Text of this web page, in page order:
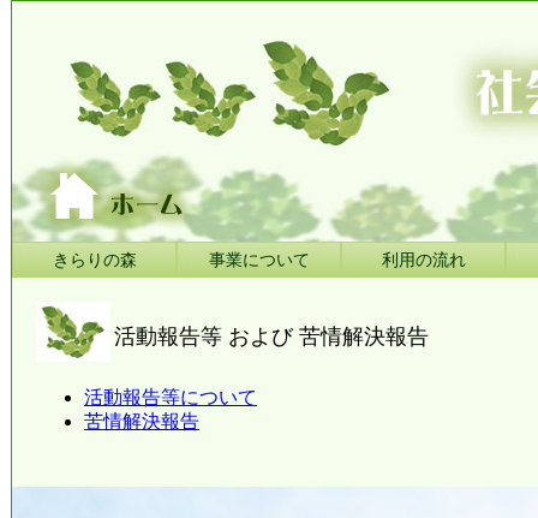
きらりの森 事業について 利用の流れ
活動報告等 および 苦情解決報告
活動報告等について
苦情解決報告